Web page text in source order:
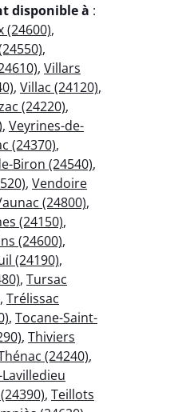
disponible à :
(24600),
,
, Villars
, Villac (24120),
(24220),
, Veyrines-de-
(24370),
Biron (24540),
, Vendoire
(24800),
(24150),
(24600),
(24190),
, Tursac
, Trélissac
, Tocane-Saint-
, Thiviers
(24240),
, Teillots